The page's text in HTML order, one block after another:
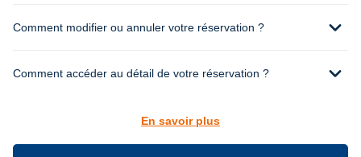
Comment modifier ou annuler votre réservation ? expand_more
Comment accéder au détail de votre réservation ? expand_more
En savoir plus